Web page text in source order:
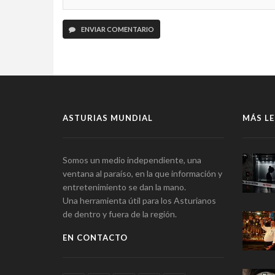
ENVIAR COMENTARIO
ASTURIAS MUNDIAL
Somos un medio independiente, una
ventana al paraíso, en la que información y
entretenimiento se dan la mano.
Una herramienta útil para los Asturianos
de dentro y fuera de la región.
EN CONTACTO
MÁS